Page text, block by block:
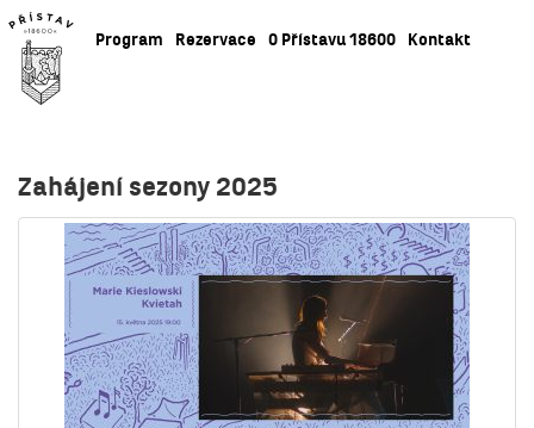
Program Rezervace O Přístavu 18600 Kontakt
Zahájení sezony 2025